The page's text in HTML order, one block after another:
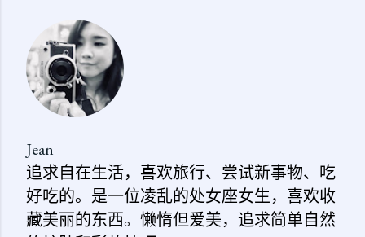
论
Jean
追求自在生活，喜欢旅行、尝试新事物、吃
好吃的。是一位凌乱的处女座女生，喜欢收
藏美丽的东西。懒惰但爱美，追求简单自然